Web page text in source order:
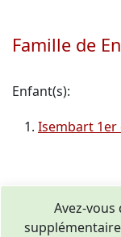
Famille de
Enfant(s):
Isembart 1er
Avez-